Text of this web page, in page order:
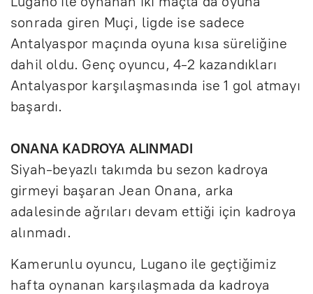
sonrada giren Muçi, ligde ise sadece
Antalyaspor maçında oyuna kısa süreliğine
dahil oldu. Genç oyuncu, 4-2 kazandıkları
Antalyaspor karşılaşmasında ise 1 gol atmayı
başardı.
ONANA KADROYA ALINMADI
Siyah-beyazlı takımda bu sezon kadroya
girmeyi başaran Jean Onana, arka
adalesinde ağrıları devam ettiği için kadroya
alınmadı.
Kamerunlu oyuncu, Lugano ile geçtiğimiz
hafta oynanan karşılaşmada da kadroya